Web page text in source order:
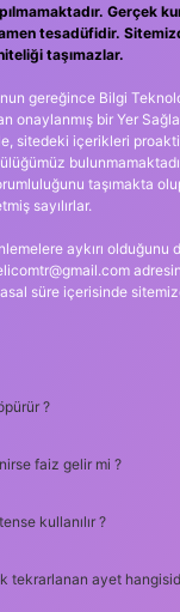
Gerçek
tesadüfidir.
taşımazlar.
gereğince Bilgi
onaylanmış bir Yer
sitedeki içerikleri
taşımakta
sayılırlar.
aykırı olduğunu
süre içerisinde
?
faiz gelir mi ?
kullanılır ?
tekrarlanan ayet